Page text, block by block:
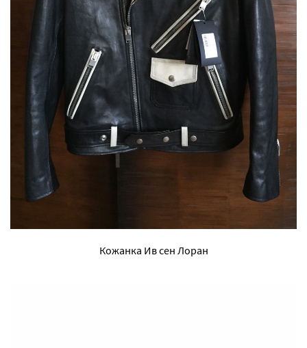
Кожанка Ив сен Лоран